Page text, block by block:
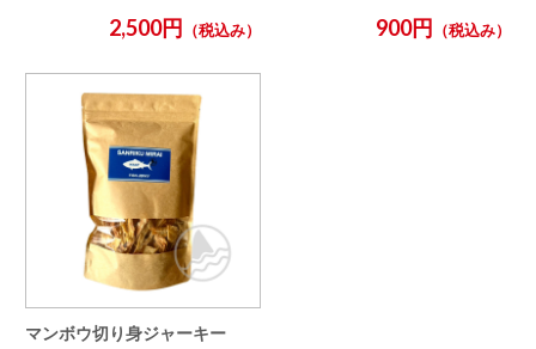
2,500円 （税込み） 900円 （税込み）
マンボウ切り身ジャーキー